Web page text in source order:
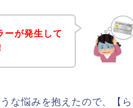
ーが発生して
な悩みを抱えたので、【ら